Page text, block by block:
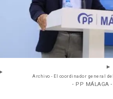
Archivo - El coordinador general
- PP MÁLAGA -